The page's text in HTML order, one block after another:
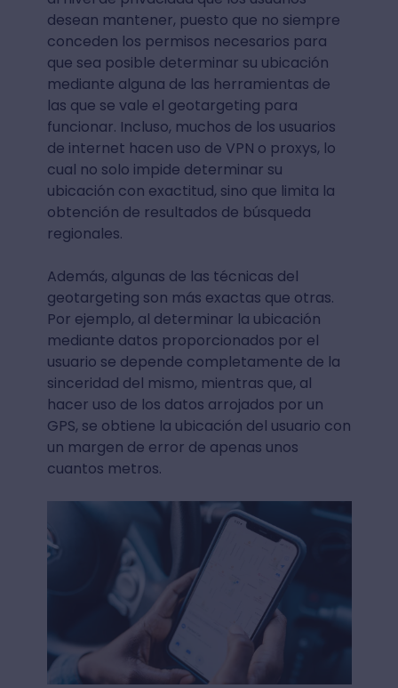
desean mantener, puesto que no siempre
conceden los permisos necesarios para
que sea posible determinar su ubicación
mediante alguna de las herramientas de
las que se vale el geotargeting para
funcionar. Incluso, muchos de los usuarios
de internet hacen uso de VPN o proxys, lo
cual no solo impide determinar su
ubicación con exactitud, sino que limita la
obtención de resultados de búsqueda
regionales.
Además, algunas de las técnicas del
geotargeting son más exactas que otras.
Por ejemplo, al determinar la ubicación
mediante datos proporcionados por el
usuario se depende completamente de la
sinceridad del mismo, mientras que, al
hacer uso de los datos arrojados por un
GPS, se obtiene la ubicación del usuario con
un margen de error de apenas unos
cuantos metros.